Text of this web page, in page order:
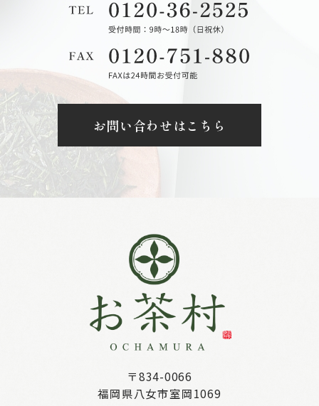
お問い合わせはこちら
〒834-0066
福岡県八女市室岡1069